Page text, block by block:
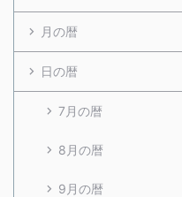
月の暦
日の暦
7月の暦
8月の暦
9月の暦